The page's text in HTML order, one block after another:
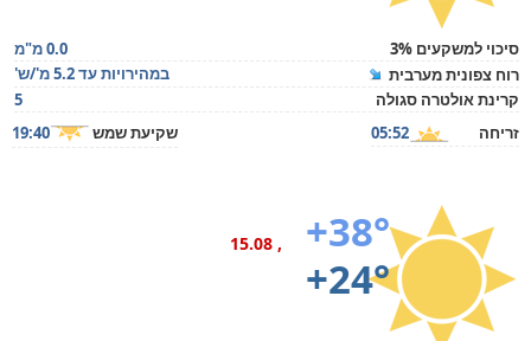
סיכוי למשקעים 3%
0.0 מ"מ
רוח צפונית מערבית
במהירויות עד 5.2 מ'/ש'
קרינת אולטרה סגולה
5
זריחה
05:52 שקיעת שמש 19:40
+38°
+24°
, 15.08